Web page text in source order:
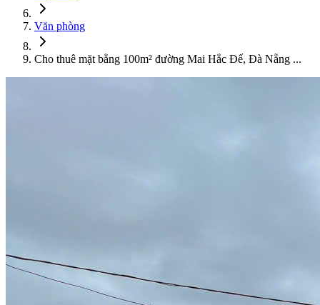
Văn phòng
Cho thuê mặt bằng 100m² đường Mai Hắc Đế, Đà Nẵng ...